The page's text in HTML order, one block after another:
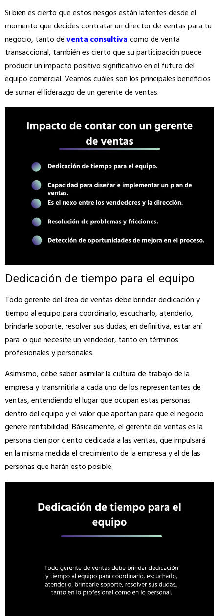
Si bien es cierto que estos riesgos están latentes desde el
momento que decides contratar un director de ventas para tu
negocio, tanto deventa consultivacomo de venta
transaccional, también es cierto que su participación puede
producir un impacto positivo significativo en el futuro del
equipo comercial. Veamos cuáles son los principales beneficios
de sumar el liderazgo de un gerente de ventas.
Dedicación de tiempo para el equipo
Todo gerente del área de ventas debe brindar dedicación y
tiempo al equipo para coordinarlo, escucharlo, atenderlo,
brindarle soporte, resolver sus dudas; en definitiva, estar ahí
para lo que necesite un vendedor, tanto en términos
profesionales y personales.
Asimismo, debe saber asimilar la cultura de trabajo de la
empresa y transmitirla a cada uno de los representantes de
ventas, entendiendo el lugar que ocupan estas personas
dentro del equipo y el valor que aportan para que el negocio
genere rentabilidad. Básicamente, el gerente de ventas es la
persona cien por ciento dedicada a las ventas, que impulsará
en la misma medida el crecimiento de la empresa y el de las
personas que harán esto posible.